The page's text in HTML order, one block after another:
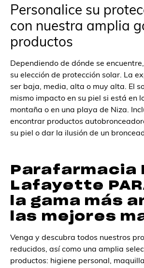
Personalice su
con nuestra amplia
productos
Dependiendo de dónde se
su elección de protección solar. La
ser baja, media, alta o muy alta. El
mismo impacto en su piel si está en
montaña o en una playa de Niza.
encontrar productos
su piel o dar la ilusión de un
Parafarmacia
Lafayette
la gama más
las mejores
Venga y descubra todos nuestros
reducidos, así como una amplia
productos: higiene personal,